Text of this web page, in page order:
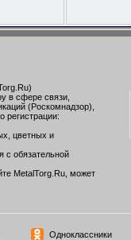
в сфере связи,
(Роскомнадзор),
регистрации:
цветных и
с обязательной
MetalTorg.Ru, может
Одноклассники